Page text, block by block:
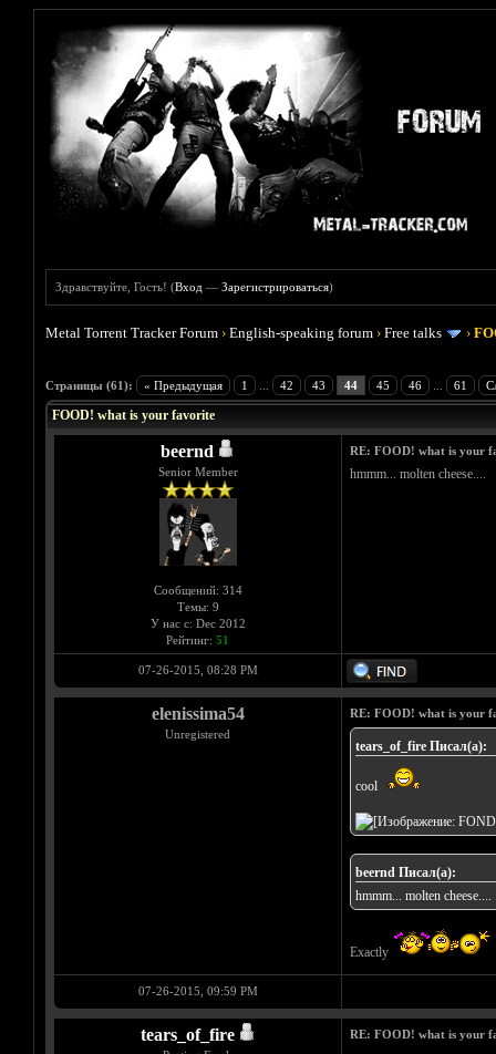
Здравствуйте, Гость! (Вход —Зарегистрироваться)
Metal Torrent Tracker Forum ›English-speaking forum ›Free talks ›
Страницы (61): « Предыдущая 1 42 43 44 45 46 61
Голосов: 4 - Средняя оценка: 4
1
2
3
4
5
FOOD! what is your favorite
beernd
Senior Member
Сообщений: 314
Темы: 9
У нас с: Dec 2012
Рейтинг:51
RE: FOOD! what is your
hmmm... molten cheese....
07-26-2015, 08:28 PM
elenissima54
Unregistered
RE: FOOD! what is your
tears_of_fire Писал(а):
cool
beernd Писал(а):
hmmm... molten cheese....
Exactly
07-26-2015, 09:59 PM
tears_of_fire RE: FOOD! what is your